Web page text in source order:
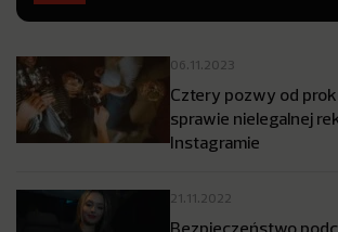
06.11.2023
Cztery pozwy od
sprawie nielegalnej
Instagramie
21.11.2022
Bezpieczeństwo